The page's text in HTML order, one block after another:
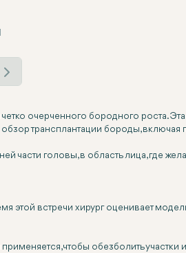
очерченного бородного роста.
трансплантации бороды,
головы, в область лица, где
встречи хирург оценивает
чтобы обезболить участки